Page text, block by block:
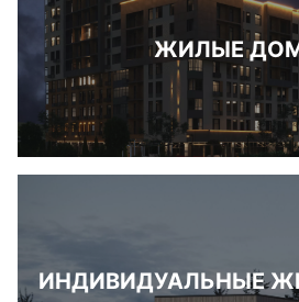
ЖИЛЫЕ
ИНДИВИДУАЛЬНЫЕ